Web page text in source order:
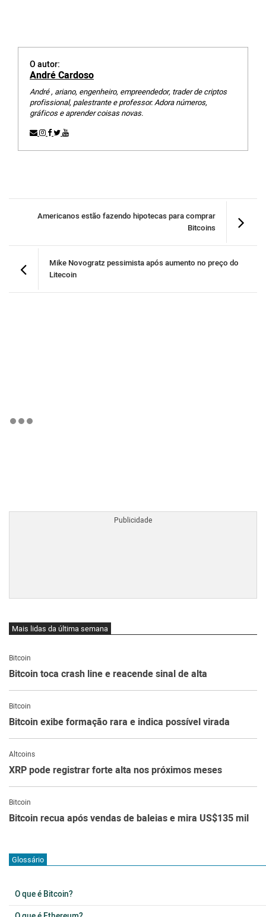
O autor:
André Cardoso
André , ariano, engenheiro, empreendedor, trader de criptos
profissional, palestrante e professor. Adora números,
gráficos e aprender coisas novas.
Americanos estão fazendo hipotecas para comprar
Bitcoins
Mike Novogratz pessimista após aumento no preço do
Litecoin
Mais lidas da última semana
Bitcoin
Bitcoin toca crash line e reacende sinal de alta
Bitcoin
Bitcoin exibe formação rara e indica possível virada
Altcoins
XRP pode registrar forte alta nos próximos meses
Bitcoin
Bitcoin recua após vendas de baleias e mira US$135 mil
Glossário
O que é Bitcoin?